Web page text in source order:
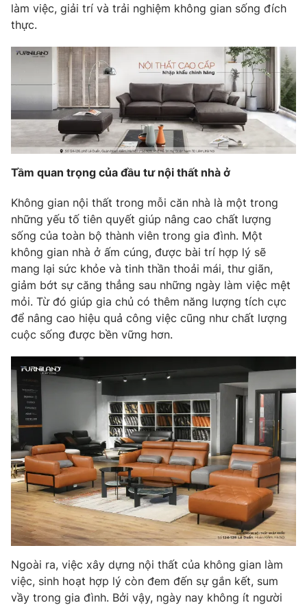
Thế giới đó đây
Câu chuyện quốc tế
Tài chính
Thị trường
Góc doanh nghiệp
Dữ liệu và đời sống
Truyền hình
Phim VTV
Hậu trường
Nhân vật
Khán giả
Giải sao mai
Giải trí
Điện ảnh
Âm nhạc
Sao
Đời sống
Du lịch
Làm đẹp
Chất lượng cuộc sống
Tuyển sinh
Học trực tuyến
Công nghệ
Hitech Công nghệ tương lai
Sản phẩm
Thị trường
Tư vấn
Giao lưu trực tuyến
Lịch phát sóng
Chuyên mục khác
Emagazine
Photo Infographic
Video Shorts video
VTV Money VTV Thể thao
VTV Sức khoẻ Bất động sản
Thị trường 24h Tấm lòng Việt
làm việc, giải trí và trải nghiệm không gian sống đích
thực.
Tầm quan trọng của đầu tư nội thất nhà ở
Không gian nội thất trong mỗi căn nhà là một trong
những yếu tố tiên quyết giúp nâng cao chất lượng
sống của toàn bộ thành viên trong gia đình. Một
không gian nhà ở ấm cúng, được bài trí hợp lý sẽ
mang lại sức khỏe và tinh thần thoải mái, thư giãn,
giảm bớt sự căng thẳng sau những ngày làm việc mệt
mỏi. Từ đó giúp gia chủ có thêm năng lượng tích cực
để nâng cao hiệu quả công việc cũng như chất lượng
cuộc sống được bền vững hơn.
Ngoài ra, việc xây dựng nội thất của không gian làm
việc, sinh hoạt hợp lý còn đem đến sự gắn kết, sum
vầy trong gia đình. Bởi vậy, ngày nay không ít người